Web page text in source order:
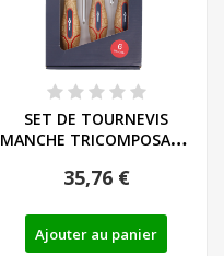
SET DE TOURNEVIS
MANCHE TRICOMPOSANT
35,76 €
Ajouter au panier